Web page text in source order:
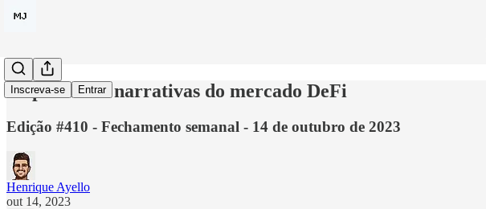
Inscreva-se Entrar
As próximas narrativas do mercado DeFi
Edição #410 - Fechamento semanal - 14 de outubro de 2023
Henrique Ayello
out 14, 2023